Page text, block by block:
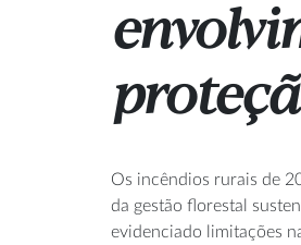
Os incêndios rurais de
da gestão florestal
evidenciado limitações